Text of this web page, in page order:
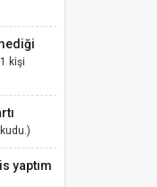
kişi
yaptım